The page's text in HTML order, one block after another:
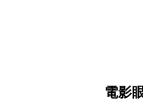
電影